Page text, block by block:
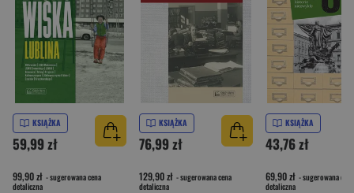
KSIĄŻKA
59,99 zł
99,90 zł - sugerowana cena
detaliczna
KSIĄŻKA
76,99 zł
129,90 zł - sugerowana cena
detaliczna
KSIĄŻKA
43,76 zł
69,90 zł - sugerowana cena
detaliczna